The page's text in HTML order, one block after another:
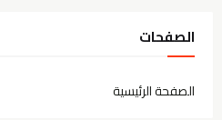
الصفحات
الصفحة الرئيسية